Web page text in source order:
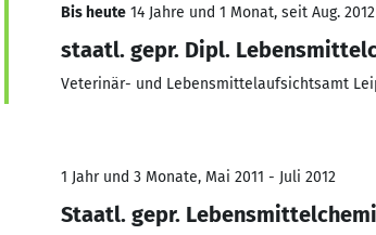
Bis heute 14 Jahre und 1 Monat, seit Aug. 2012
staatl. gepr. Dipl.
Veterinär- und Lebensmittelaufsichtsamt
1 Jahr und 3 Monate, Mai 2011 - Juli 2012
Staatl. gepr.